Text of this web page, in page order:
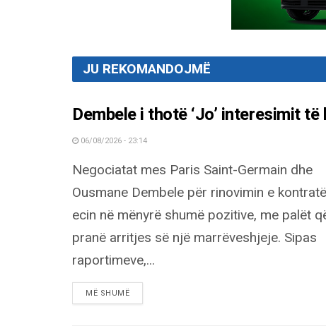
JU REKOMANDOJMË
Dembele i thotë ‘Jo’ interesimit
06/08/2026 - 23:14
Negociatat mes Paris Saint-Germain dhe
Ousmane Dembele për rinovimin e
ecin në mënyrë shumë pozitive, me palët
pranë arritjes së një marrëveshjeje. Sipas
raportimeve,...
MË SHUMËDETAILS